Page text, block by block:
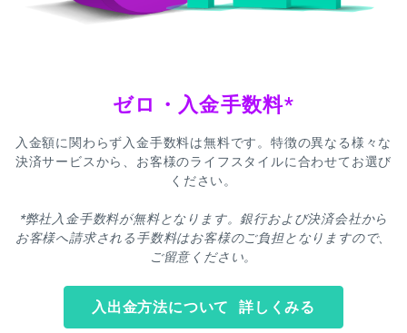
ゼロ・入金手数料*
入金額に関わらず入金手数料は無料です。特徴の異なる様々な
決済サービスから、お客様のライフスタイルに合わせてお選び
ください。
*弊社入金手数料が無料となります。銀行および決済会社から
お客様へ請求される手数料はお客様のご負担となりますので、
ご留意ください。
入出金方法について 詳しくみる